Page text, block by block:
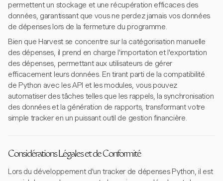
permettent un stockage et une récupération efficaces des
données, garantissant que vous ne perdez jamais vos données
de dépenses lors de la fermeture du programme.
Bien que Harvest se concentre sur la catégorisation manuelle
des dépenses, il prend en charge l'importation et l'exportation
des dépenses, permettant aux utilisateurs de gérer
efficacement leurs données. En tirant parti de la compatibilité
de Python avec les API et les modules, vous pouvez
automatiser des tâches telles que les rappels, la synchronisation
des données et la génération de rapports, transformant votre
simple tracker en un puissant outil de gestion financière.
Considérations Légales et de Conformité
Lors du développement d'un tracker de dépenses Python, il est